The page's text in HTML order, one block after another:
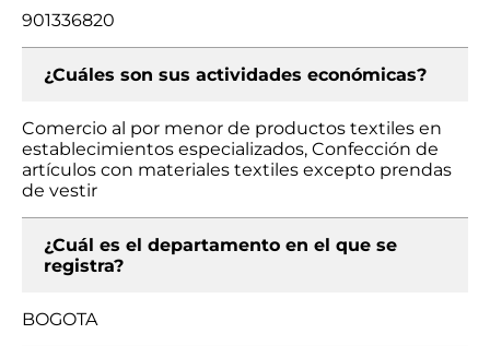
901336820
¿Cuáles son sus actividades económicas?
Comercio al por menor de productos textiles en
establecimientos especializados, Confección de
artículos con materiales textiles excepto prendas
de vestir
¿Cuál es el departamento en el que se
registra?
BOGOTA